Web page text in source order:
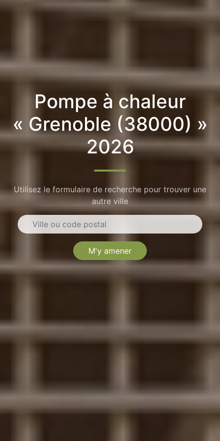
Pompe à chaleur
« Grenoble (38000) »
2026
Utilisez le formulaire de recherche pour trouver une
autre ville
M'y amener